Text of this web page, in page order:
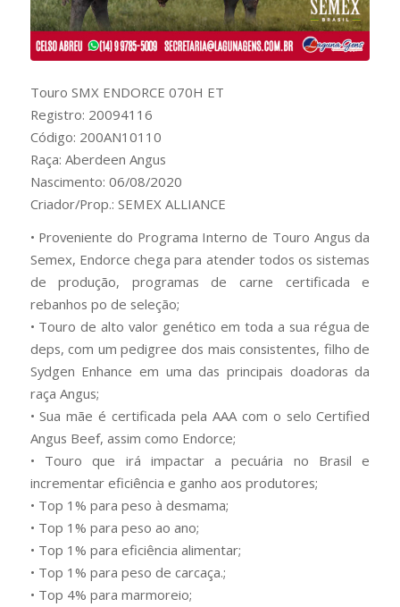
Touro SMX ENDORCE 070H ET
Registro: 20094116
Código: 200AN10110
Raça: Aberdeen Angus
Nascimento: 06/08/2020
Criador/Prop.: SEMEX ALLIANCE
• Proveniente do Programa Interno de Touro Angus da
Semex, Endorce chega para atender todos os sistemas
de produção, programas de carne certificada e
rebanhos po de seleção;
• Touro de alto valor genético em toda a sua régua de
deps, com um pedigree dos mais consistentes, filho de
Sydgen Enhance em uma das principais doadoras da
raça Angus;
• Sua mãe é certificada pela AAA com o selo Certified
Angus Beef, assim como Endorce;
• Touro que irá impactar a pecuária no Brasil e
incrementar eficiência e ganho aos produtores;
• Top 1% para peso à desmama;
• Top 1% para peso ao ano;
• Top 1% para eficiência alimentar;
• Top 1% para peso de carcaça.;
• Top 4% para marmoreio;